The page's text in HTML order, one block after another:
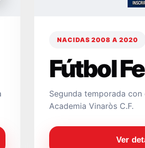
NACIDAS 2008 A 2020
Fútbol
Segunda temporada
Academia Vinaròs C.F.
Ver